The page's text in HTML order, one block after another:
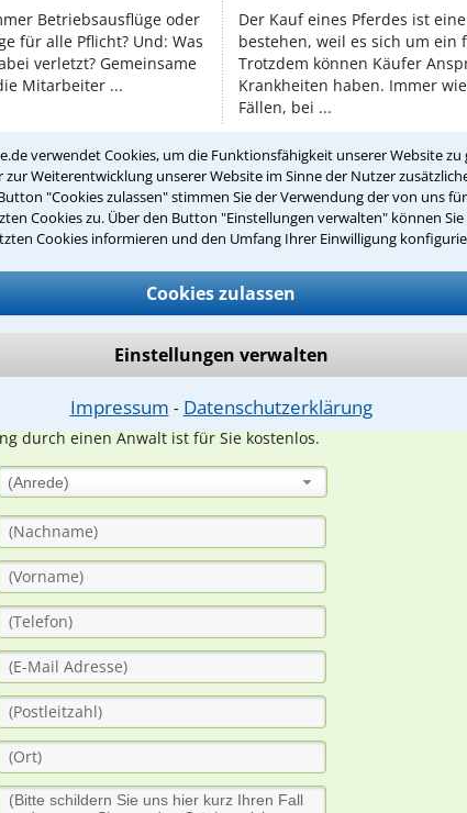
verwendet Cookies, um die Funktionsfähigkeit unserer Website zu
Weiterentwicklung unserer Website im Sinne der Nutzer
"Cookies zulassen" stimmen Sie der Verwendung der von uns
Cookies zu. Über den Button "Einstellungen verwalten" können
Cookies informieren und den Umfang Ihrer Einwilligung
Cookies zulassen
Einstellungen verwalten
Impressum ⁃ Datenschutzerklärung
Betriebsausflüge oder
für alle Pflicht? Und: Was
verletzt? Gemeinsame
Mitarbeiter ...
Der Kauf eines Pferdes ist
bestehen, weil es sich um ein
Trotzdem können Käufer
Krankheiten haben. Immer
Fällen, bei ...
Teste Dein Rechtswissen
werden sich spezialisierte Rechtsanwälte bei
durch einen Anwalt ist für Sie kostenlos.
(Anrede)